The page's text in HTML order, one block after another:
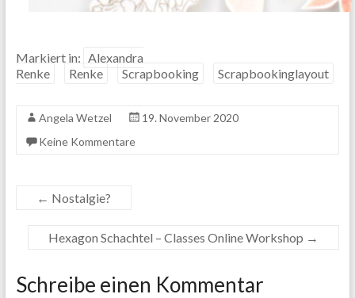
Markiert in: Alexandra
Renke
Renke Scrapbooking Scrapbookinglayout
Angela Wetzel
19. November 2020
Keine Kommentare
← Nostalgie?
Hexagon Schachtel – Classes Online Workshop →
Schreibe einen Kommentar